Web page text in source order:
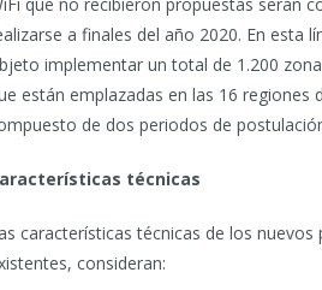
a finales del año 2020. En esta
implementar un total de 1.200
están emplazadas en las 16
de dos periodos de
técnicas
características técnicas de los
consideran: